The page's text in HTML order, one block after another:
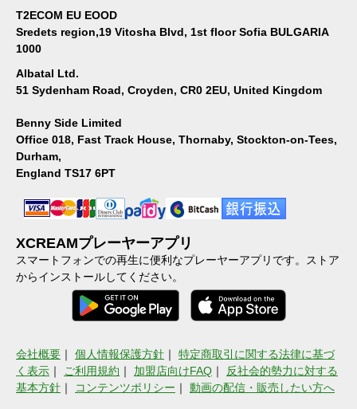
T2ECOM EU EOOD
Sredets region,19 Vitosha Blvd, 1st floor Sofia BULGARIA
1000
Albatal Ltd.
51 Sydenham Road, Croyden, CR0 2EU, United Kingdom
Benny Side Limited
Office 018, Fast Track House, Thornaby, Stockton-on-Tees,
Durham,
England TS17 6PT
XCREAMプレーヤーアプリ
スマートフォンでの再生に便利なプレーヤーアプリです。ストア
からインストールしてください。
会社概要 ｜ 個人情報保護方針 ｜ 特定商取引に関する法律に基づ
く表示 ｜ ご利用規約 ｜ 加盟店向けFAQ ｜
反社会的勢力に対する
基本方針 ｜ コンテンツポリシー ｜ 動画の配信・販売したい方へ